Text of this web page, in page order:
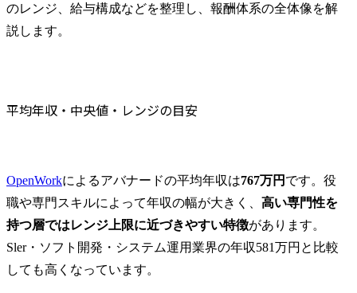
グローバル評価で求められる英語力・提案力
アバナードへの転職を成功させるポイント
Q1. アバナードは外資系ですが、英語ができないと昇進は難しいですか？
Q2. アバナードは技術職出身でもコンサルタントにキャリアチェンジできますか？
Q3. アバナードは転職回数が多くても不利になりますか？
のレンジ、給与構成などを整理し、報酬体系の全体像を解
説します。
平均年収・中央値・レンジの目安
OpenWorkによるアバナードの平均年収は767万円 です。役
職や専門スキルによって年収の幅が大きく、 高い専門性を
持つ層ではレンジ上限に近づきやすい特徴があります。
Sler・ソフト開発・システム運用業界の年収581万円と比較
しても高くなっています。